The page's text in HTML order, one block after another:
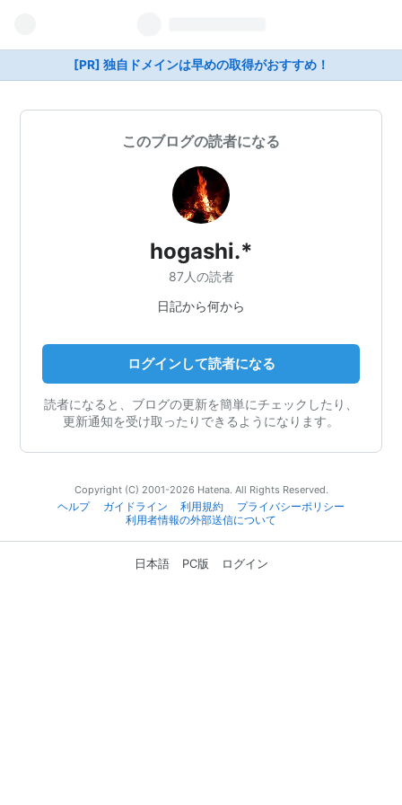
[PR] 独自ドメインは早めの取得がおすすめ！
このブログの読者になる
hogashi.*
87人の読者
日記から何から
ログインして読者になる
読者になると、ブログの更新を簡単にチェックしたり、
更新通知を受け取ったりできるようになります。
Copyright (C) 2001-2026 Hatena. All Rights Reserved.
ヘルプ
ガイドライン 利用規約
プライバシーポリシー
利用者情報の外部送信について
日本語 PC版 ログイン